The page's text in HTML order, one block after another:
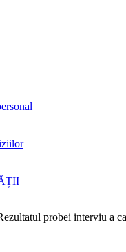
probei interviu a